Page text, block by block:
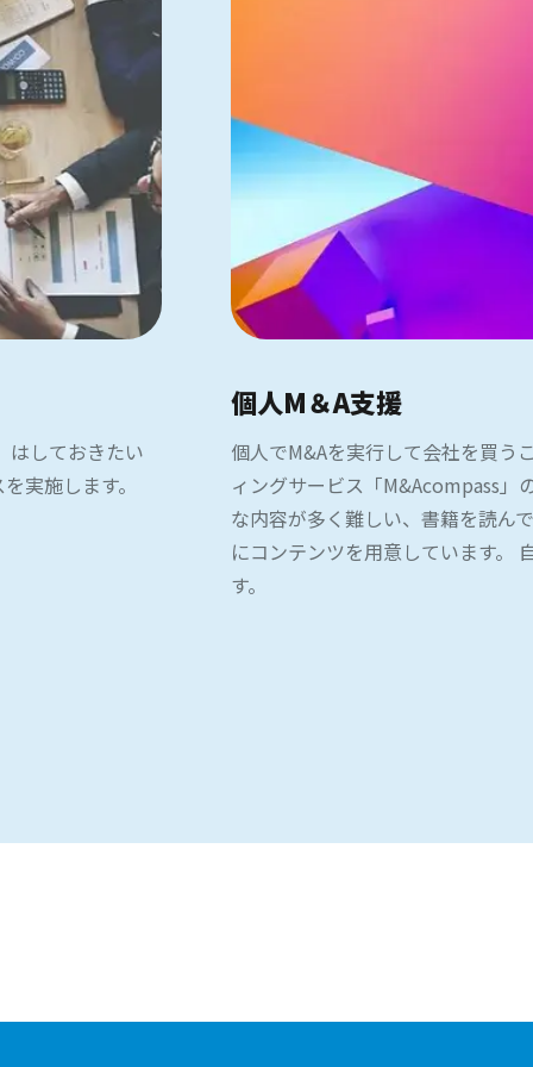
はしておきたい
実施します。
個人M＆A支援
個人でM&Aを実行して会社を買う
ィングサービス「M&Acompass」
な内容が多く難しい、書籍を読ん
にコンテンツを用意しています。
す。